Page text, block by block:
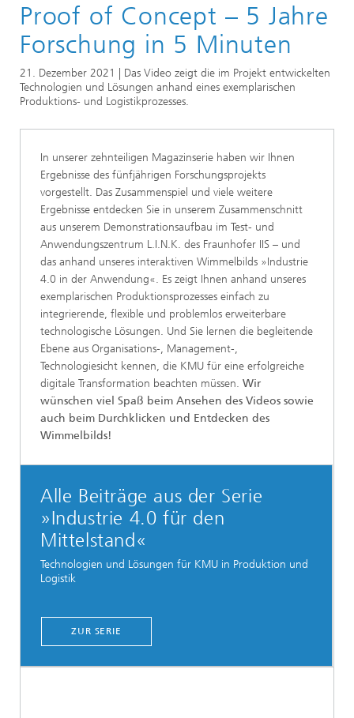
Online-Magazin
Serien
Proof of Concept – 5 Jahre
Forschung in 5 Minuten
21. Dezember 2021 | Das Video zeigt die im Projekt entwickelten
Technologien und Lösungen anhand eines exemplarischen
Produktions- und Logistikprozesses.
In unserer zehnteiligen Magazinserie haben wir Ihnen
Ergebnisse des fünfjährigen Forschungsprojekts
vorgestellt. Das Zusammenspiel und viele weitere
Ergebnisse entdecken Sie in unserem Zusammenschnitt
aus unserem Demonstrationsaufbau im Test- und
Anwendungszentrum L.I.N.K. des Fraunhofer IIS – und
das anhand unseres interaktiven Wimmelbilds »Industrie
4.0 in der Anwendung«. Es zeigt Ihnen anhand unseres
exemplarischen Produktionsprozesses einfach zu
integrierende, flexible und problemlos erweiterbare
technologische Lösungen. Und Sie lernen die begleitende
Ebene aus Organisations-, Management-,
Technologiesicht kennen, die KMU für eine erfolgreiche
digitale Transformation beachten müssen. Wir
wünschen viel Spaß beim Ansehen des Videos sowie
auch beim Durchklicken und Entdecken des
Wimmelbilds!
Alle Beiträge aus der Serie
»Industrie 4.0 für den
Mittelstand«
Technologien und Lösungen für KMU in Produktion und
Logistik
ZUR SERIE